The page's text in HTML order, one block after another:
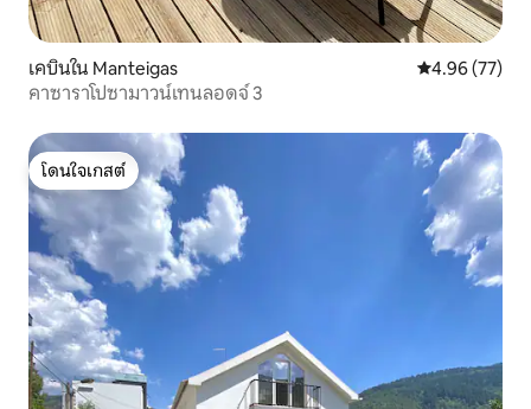
เคบินใน Manteigas คะแนนเฉลี่ย
4.96 (77)
คาซาราโปซามาวน์เทนลอดจ์ 3
โดนใจเกสต์
โดนใจเกสต์